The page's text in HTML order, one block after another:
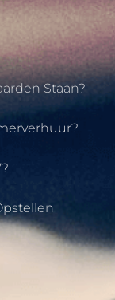
Staan?